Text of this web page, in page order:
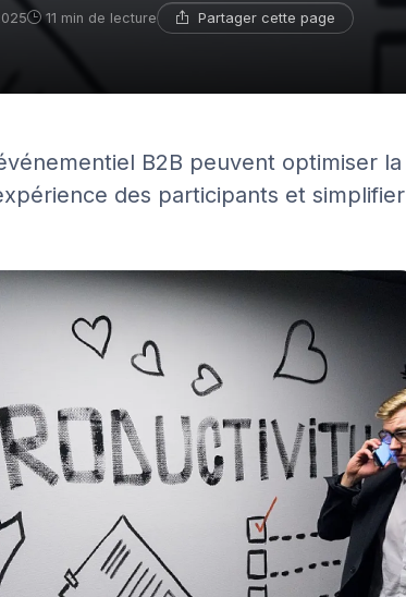
11 min de lecture Partager cette page
B2B peuvent optimiser la
des participants et simplifier